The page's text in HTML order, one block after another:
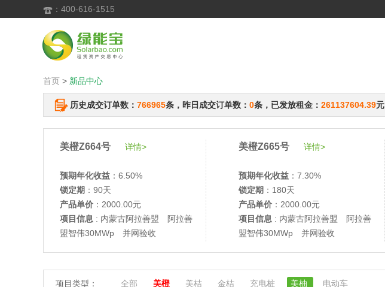
 ：400-616-1515
首页 > 新品中心
历史成交订单数： 766965条，昨日成交订单数： 0条，已发放租金： 261137604.39元
美橙Z664号 详情>
预期年化收益 ：6.50%
锁定期 ：90天
产品单价 ：2000.00元
项目信息 : 内蒙古阿拉善盟 阿拉善
盟智伟30MWp 并网验收
美橙Z665号 详情>
预期年化收益 ：7.30%
锁定期 ：180天
产品单价 ：2000.00元
项目信息 : 内蒙古阿拉善盟 阿拉善
盟智伟30MWp 并网验收
项目类型： 全部 美橙 美桔 金桔 充电桩 美柚 电动车